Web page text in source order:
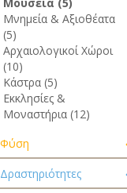
Μνημεία & Αξιοθέατα
(5)
Αρχαιολογικοί Χώροι
(10)
Κάστρα (5)
Εκκλησίες &
Μοναστήρια (12)
Φύση
Δραστηριότητες